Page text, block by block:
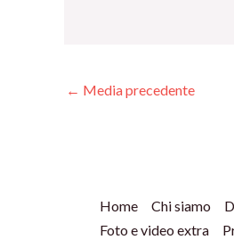
← Media precedente
Home Chi siamo
Foto e video extra